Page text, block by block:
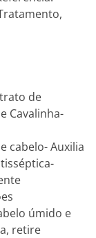
de
Cavalinha-
cabelo- Auxilia
úmido e
retire